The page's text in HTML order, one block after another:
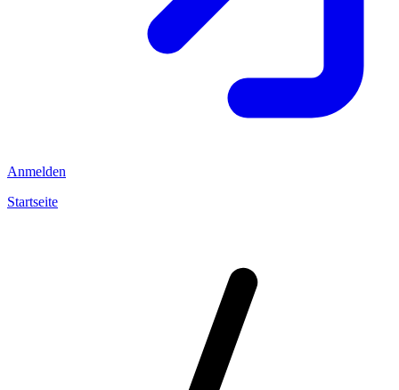
Anmelden
Startseite